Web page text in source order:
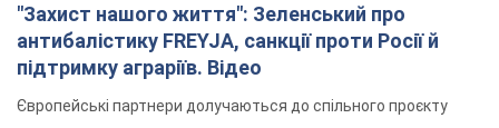
"Захист нашого життя": Зеленський про
антибалістику FREYJA, санкції проти Росії й
підтримку аграріїв. Відео
Європейські партнери долучаються до спільного проєкту